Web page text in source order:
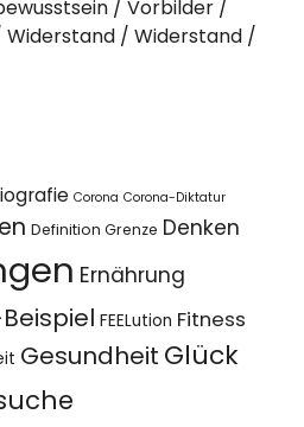
Vorbilder
Widerstand
Widerstand
Corona Corona-Diktatur
Definition Grenze Denken
Ernährung
Beispiel FEELution Fitness
Gesundheit Glück